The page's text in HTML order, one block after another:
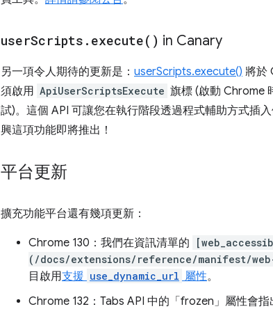
userScripts . execute( ) in Canary
另一項令人期待的更新是： userScripts.execute() 將於
須啟用 ApiUserScriptsExecute 旗標 (啟動 Chrome
試)。這個 API 可讓您在執行階段透過程式輔助方式插
興這項功能即將推出！
平台更新
擴充功能平台還有幾項更新：
Chrome 130：我們在資訊清單的
(/docs/extensions/reference/manifest/
目啟用支援 use_dynamic_url 屬性。
Chrome 132：Tabs API 中的「frozen」 屬性會指